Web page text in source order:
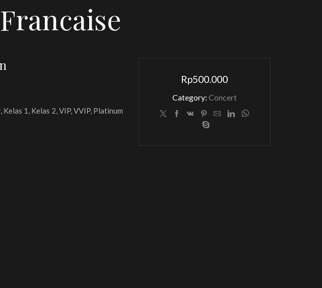
Rp500.000
Category: Concert
Kelas 1, Kelas 2, VIP, VVIP, Platinum